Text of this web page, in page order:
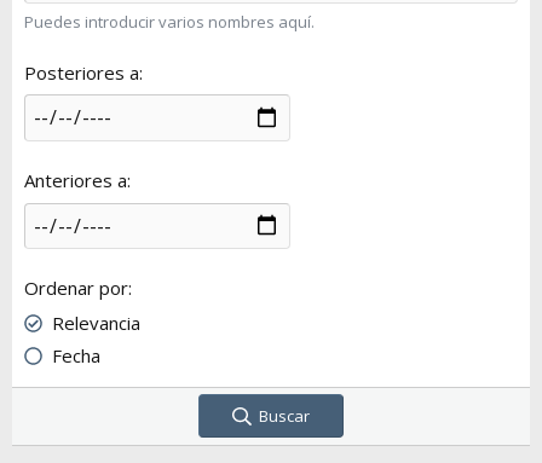
Puedes introducir varios nombres aquí.
Posteriores a
Anteriores a
Ordenar por
Relevancia
Fecha
Buscar